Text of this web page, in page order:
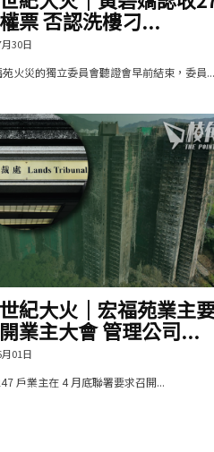
票 否認洗樓刁...
30日
火災的獨立委員會聽證會早前結束，委員...
紀大火｜宏福苑業主
業主大會 管理公司...
01日
戶業主在 4 月底聯署要求召開...